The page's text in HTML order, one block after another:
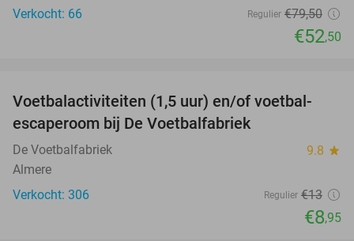
Verkocht: 66
Regulier €79,50
€52,50
31%
Voetbalactiviteiten (1,5 uur) en/of voetbal-
escaperoom bij De Voetbalfabriek
De Voetbalfabriek 9.8 star
Almere
Verkocht: 306
Regulier €13
€8,95